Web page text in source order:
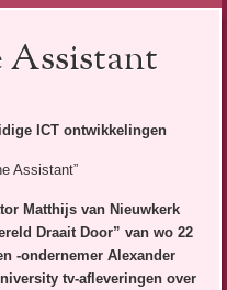
Assistant
ICT ontwikkelingen
Assistant”
Matthijs van Nieuwkerk
Draait Door” van wo 22
-ondernemer Alexander
tv-afleveringen over